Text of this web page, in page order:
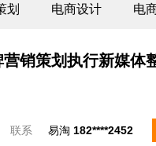
划 电商设计 电
销策划执行新媒体
联系 易淘 182****2452